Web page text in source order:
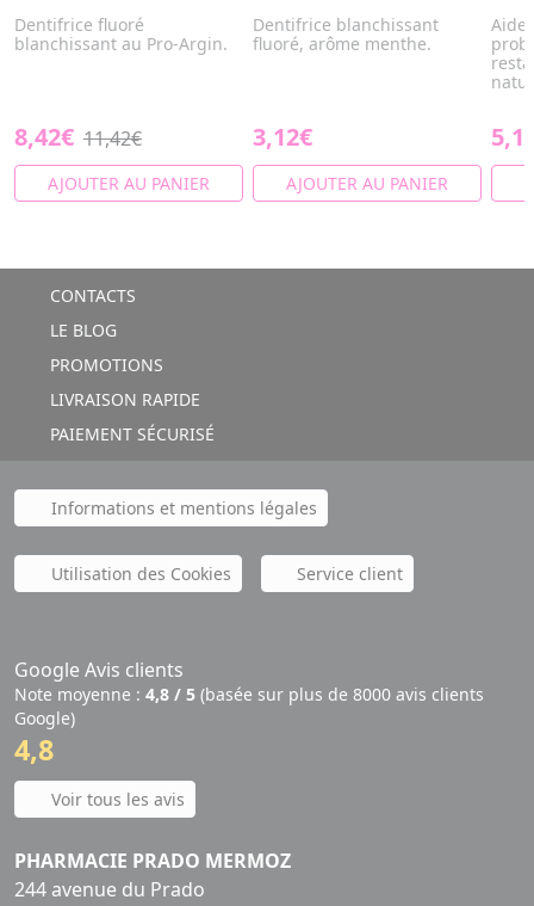
Dentifrice fluoré
blanchissant au Pro-Argin.
8,42€ 11,42€
AJOUTER AU PANIER
Dentifrice blanchissant
fluoré, arôme menthe.
3,12€
AJOUTER AU PANIER
Aide
CONTACTS
LE BLOG
PROMOTIONS
LIVRAISON RAPIDE
PAIEMENT SÉCURISÉ
Informations et mentions légales
Utilisation des Cookies Service client
Google Avis clients
Note moyenne : 4,8 / 5 (basée sur plus de 8000 avis clients
Google)
4,8
Voir tous les avis
PHARMACIE PRADO MERMOZ
244 avenue du Prado